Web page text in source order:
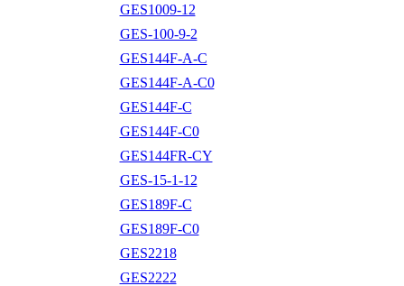
GES1009-12
GES-100-9-2
GES144F-A-C
GES144F-A-C0
GES144F-C
GES144F-C0
GES144FR-CY
GES-15-1-12
GES189F-C
GES189F-C0
GES2218
GES2222